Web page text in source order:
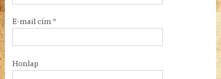
E-mail cím*
Honlap